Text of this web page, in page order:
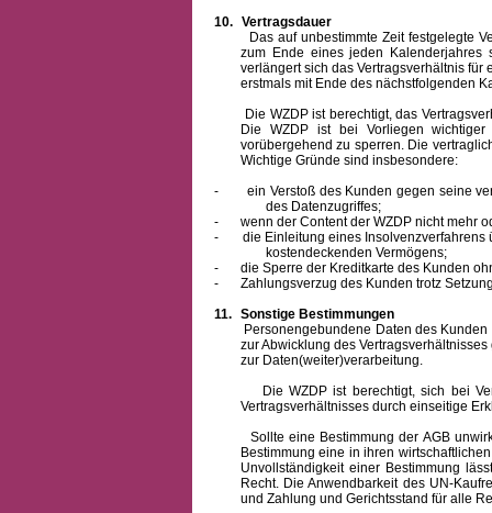
10. Vertragsdauer
Das auf unbestimmte Zeit festgelegte
zum Ende eines jeden Kalenderjahres
verlängert sich das Vertragsverhältnis
erstmals mit Ende des nächstfolgenden
Die WZDP ist berechtigt, das
Die WZDP ist bei Vorliegen
vorübergehend zu sperren. Die
Wichtige Gründe sind insbesondere:
-
ein Verstoß des Kunden gegen seine
des Datenzugriffes;
-
wenn der Content der WZDP nicht mehr
-
die Einleitung eines
kostendeckenden Vermögens;
-
die Sperre der Kreditkarte des Kunden
-
Zahlungsverzug des Kunden trotz
11. Sonstige Bestimmungen
Personengebundene Daten des Kunden
zur Abwicklung des
zur Daten(weiter)verarbeitung.
Die WZDP ist berechtigt, sich bei
Vertragsverhältnisses durch einseitige
Sollte eine Bestimmung der AGB
Bestimmung eine in ihren
Unvollständigkeit einer Bestimmung
Recht. Die Anwendbarkeit des UN-
und Zahlung und Gerichtsstand für alle